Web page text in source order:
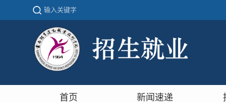
首页 新闻速递